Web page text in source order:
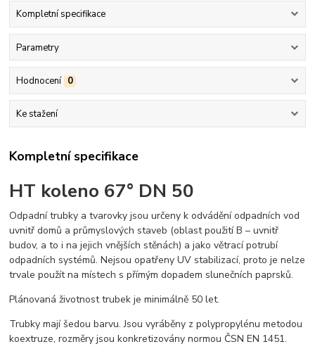
Kompletní specifikace
Parametry
Hodnocení 0
Ke stažení
Kompletní specifikace
HT koleno 67° DN 50
Odpadní trubky a tvarovky jsou určeny k odvádění odpadních vod
uvnitř domů a průmyslových staveb (oblast použití B – uvnitř
budov, a to i na jejich vnějších stěnách) a jako větrací potrubí
odpadních systémů. Nejsou opatřeny UV stabilizací, proto je nelze
trvale použít na místech s přímým dopadem slunečních paprsků.
Plánovaná životnost trubek je minimálně 50 let.
Trubky mají šedou barvu. Jsou vyráběny z polypropylénu metodou
koextruze, rozměry jsou konkretizovány normou ČSN EN 1451.